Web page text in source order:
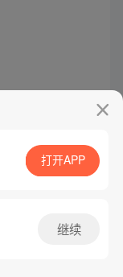
打开APP
继续
5
Reserved